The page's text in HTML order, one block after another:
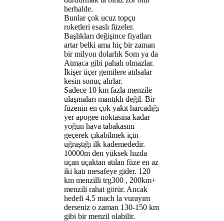
herhalde.
Bunlar çok ucuz topçu
roketleri esaslı füzeler.
Başlıkları değişince fiyatları
artar belki ama hiç bir zaman
bir milyon dolarlık Som ya da
Atmaca gibi pahalı olmazlar.
İkişer üçer gemilere atılsalar
kesin sonuç alırlar.
Sadece 10 km fazla menzile
ulaşmaları mantıklı değil. Bir
füzenin en çok yakıt harcadığı
yer apogee noktasına kadar
yoğun hava tabakasını
geçerek çıkabilmek için
uğraştığı ilk kademededir.
10000m den yüksek hızda
uçan uçaktan atılan füze en az
iki katı mesafeye gider. 120
km menzilli trg300 , 200km+
menzili rahat görür. Ancak
hedefi 4.5 mach la vurayım
derseniz o zaman 130-150 km
gibi bir menzil olabilir.